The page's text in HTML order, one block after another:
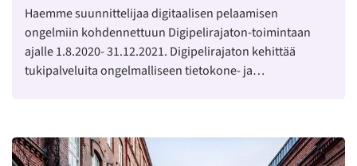
Haemme suunnittelijaa digitaalisen pelaamisen
ongelmiin kohdennettuun Digipelirajaton-toimintaan
ajalle 1.8.2020- 31.12.2021. Digipelirajaton kehittää
tukipalveluita ongelmalliseen tietokone- ja…